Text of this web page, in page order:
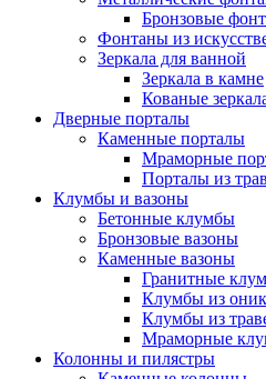
Бронзовые
Фонтаны из
Зеркала для ванной
Зеркала в камне
Кованые
Дверные порталы
Каменные порталы
Мраморные
Порталы из
Клумбы и вазоны
Бетонные клумбы
Бронзовые вазоны
Каменные вазоны
Гранитные
Клумбы из
Клумбы из
Мраморные
Колонны и пилястры